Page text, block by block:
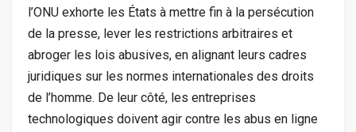
l’ONU exhorte les États à mettre fin à la persécution
de la presse, lever les restrictions arbitraires et
abroger les lois abusives, en alignant leurs cadres
juridiques sur les normes internationales des droits
de l’homme. De leur côté, les entreprises
technologiques doivent agir contre les abus en ligne